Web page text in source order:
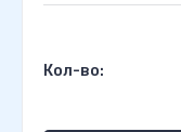
Кол-во: